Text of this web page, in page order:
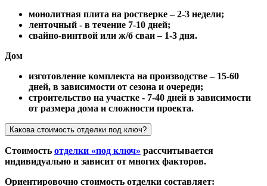
монолитная плита на ростверке – 2-3 недели;
ленточный - в течение 7-10 дней;
свайно-винтвой или ж/б сваи – 1-3 дня.
Дом
изготовление комплекта на производстве – 15-60
дней, в зависимости от сезона и очереди;
строительство на участке - 7-40 дней в зависимости
от размера дома и сложности проекта.
Какова стоимость отделки под ключ?
Стоимость отделки «под ключ» рассчитывается
индивидуально и зависит от многих факторов.
Ориентировочно стоимость отделки составляет: